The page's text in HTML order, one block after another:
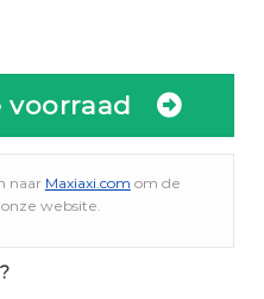
voorraad
naar Maxiaxi.com om de
website.